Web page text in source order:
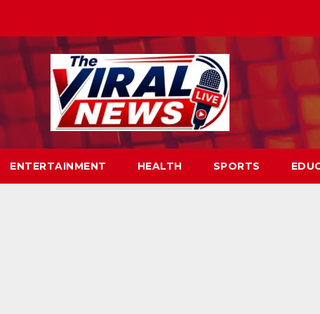
ENTERTAINMENT HEALTH SPORTS